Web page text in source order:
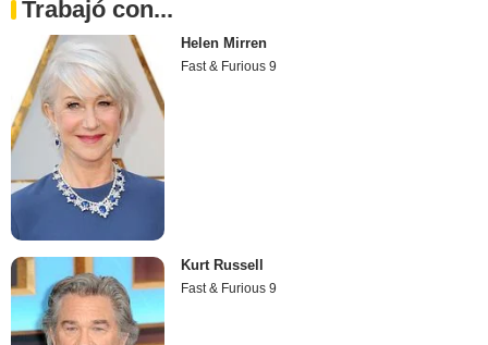
Trabajó con...
Helen Mirren
Fast & Furious 9
Kurt Russell
Fast & Furious 9